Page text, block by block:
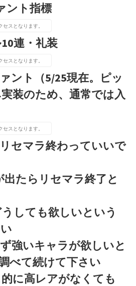
ント指標
スとなります。
連・礼装
スとなります。
ント（5/25現在。ピッ
装のため、通常では入
スとなります。
セマラ終わっていいで
たらリセマラ終了と
しても欲しいという
強いキャラが欲しいと
べて続けて下さい
に高レアがなくても